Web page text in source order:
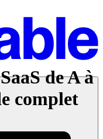
de A à
complet